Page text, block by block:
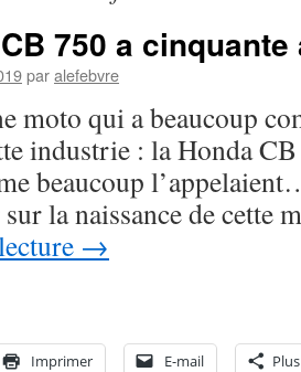
750 a cinquante
paralefebvre
moto qui a beaucoup
industrie : la Honda
beaucoup
la naissance de cette
→
Imprimer E-mail Plus